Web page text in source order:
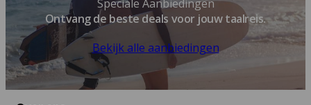
Speciale Aanbiedingen
Ontvang de beste deals voor jouw taalreis.
Bekijk alle aanbiedingen